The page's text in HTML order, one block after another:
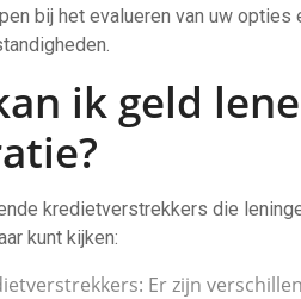
bij het evalueren van uw
ik geld
kredietverstrekkers die
kunt kijken:
Er zijn